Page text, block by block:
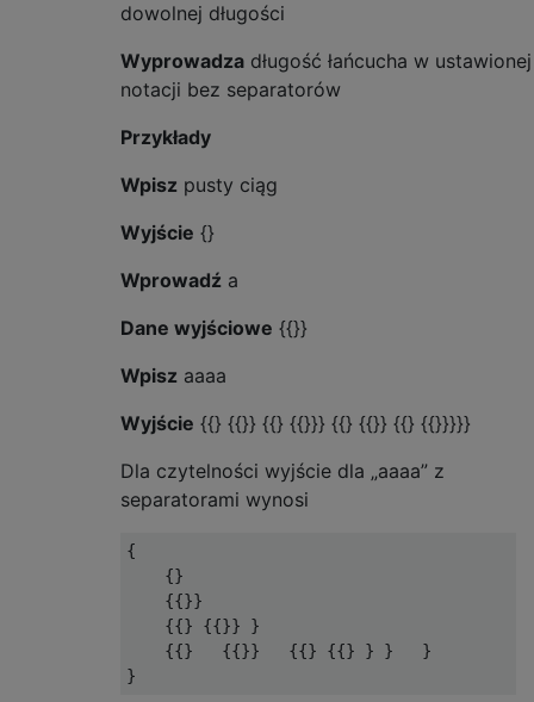
dowolnej długości
Wyprowadza długość łańcucha w ustawionej
notacji bez separatorów
Przykłady
Wpisz pusty ciąg
Wyjście {}
Wprowadź a
Dane wyjściowe {{}}
Wpisz aaaa
Wyjście {{} {{}} {{} {{}}} {{} {{}} {{} {{}}}}}
Dla czytelności wyjście dla „aaaa” z
separatorami wynosi
{
    {}
    {{}}
    {{} {{}} }
    {{}   {{}}   {{} {{} } }   }